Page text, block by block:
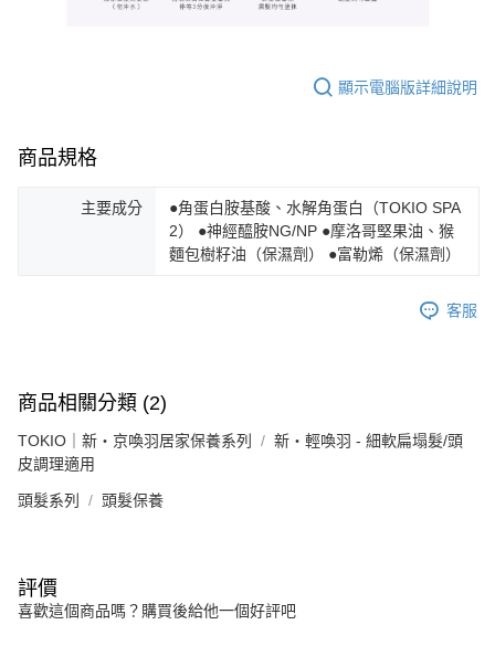
顯示電腦版詳細說明
商品規格
主要成分
●角蛋白胺基酸、水解角蛋白（TOKIO SPA
2） ●神經醯胺NG/NP ●摩洛哥堅果油、猴
麵包樹籽油（保濕劑） ●富勒烯（保濕劑）
客服
商品相關分類 (2)
TOKIO｜新・京喚羽居家保養系列
新・輕喚羽 - 細軟扁塌髮/頭
皮調理適用
頭髮系列 頭髮保養
評價
喜歡這個商品嗎？購買後給他一個好評吧